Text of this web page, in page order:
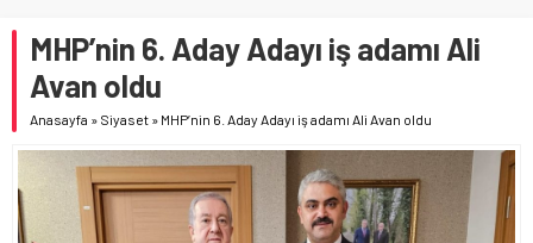
MHP’nin 6. Aday Adayı iş adamı Ali
Avan oldu
Anasayfa » Siyaset » MHP’nin 6. Aday Adayı iş adamı Ali Avan oldu